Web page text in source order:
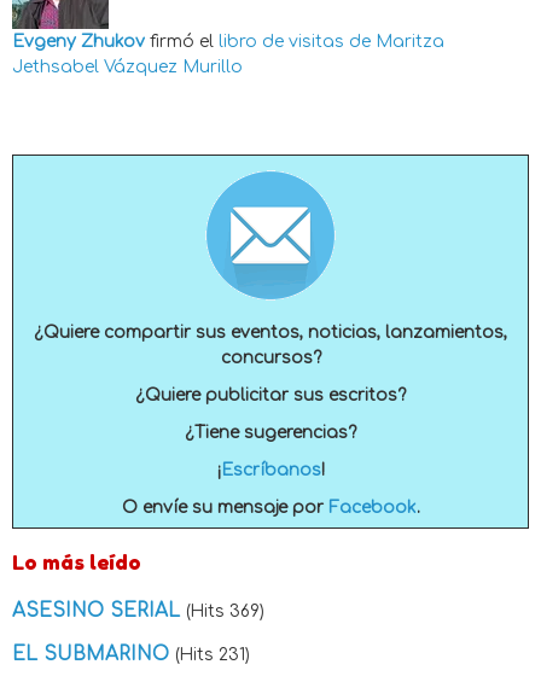
Evgeny Zhukov firmó el libro de visitas de Maritza
Jethsabel Vázquez Murillo
¿Quiere compartir sus eventos, noticias, lanzamientos,
concursos?
¿Quiere publicitar sus escritos?
¿Tiene sugerencias?
¡ Escríbanos!
O envíe su mensaje por Facebook.
Lo más leído
ASESINO SERIAL (Hits 369)
EL SUBMARINO (Hits 231)